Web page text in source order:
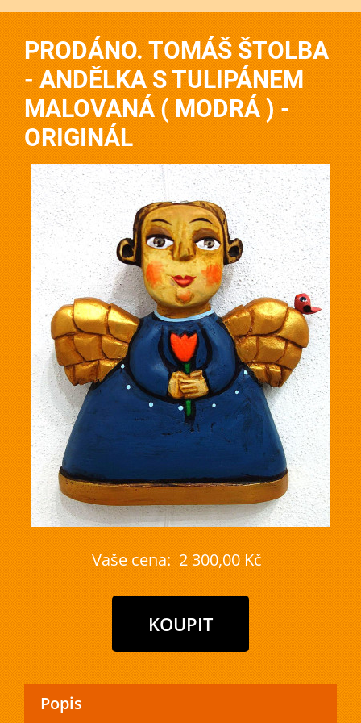
PRODÁNO. TOMÁŠ ŠTOLBA
- ANDĚLKA S TULIPÁNEM
MALOVANÁ ( MODRÁ ) -
ORIGINÁL
Vaše cena: 2 300,00 Kč
Popis